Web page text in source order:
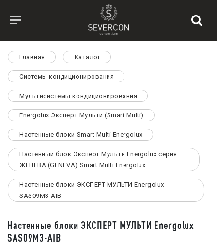
Главная Каталог
Системы кондиционирования
Мультисистемы кондиционирования
Energolux Эксперт Мульти (Smart Multi)
Настенные блоки Smart Multi Energolux
Настенный блок Эксперт Мульти Energolux серия
ЖЕНЕВА (GENEVA) Smart Multi Energolux
Настенные блоки ЭКСПЕРТ МУЛЬТИ Energolux
SAS09M3-AIB
Настенные блоки ЭКСПЕРТ МУЛЬТИ Energolux
SAS09M3-AIB